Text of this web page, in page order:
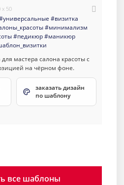
x 50
#визитка
#минимализм
#педикюр#маникюр
заказать дизайн
по шаблону
все шаблоны